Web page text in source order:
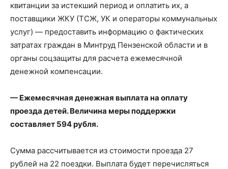
квитанции за истекший период и оплатить их, а
поставщики ЖКУ (ТСЖ, УК и операторы коммунальных
услуг) — предоставить информацию о фактических
затратах граждан в Минтруд Пензенской области и в
органы соцзащиты для расчета ежемесячной
денежной компенсации.
— Ежемесячная денежная выплата на оплату
проезда детей. Величина меры поддержки
составляет 594 рубля.
Сумма рассчитывается из стоимости проезда 27
рублей на 22 поездки. Выплата будет перечисляться